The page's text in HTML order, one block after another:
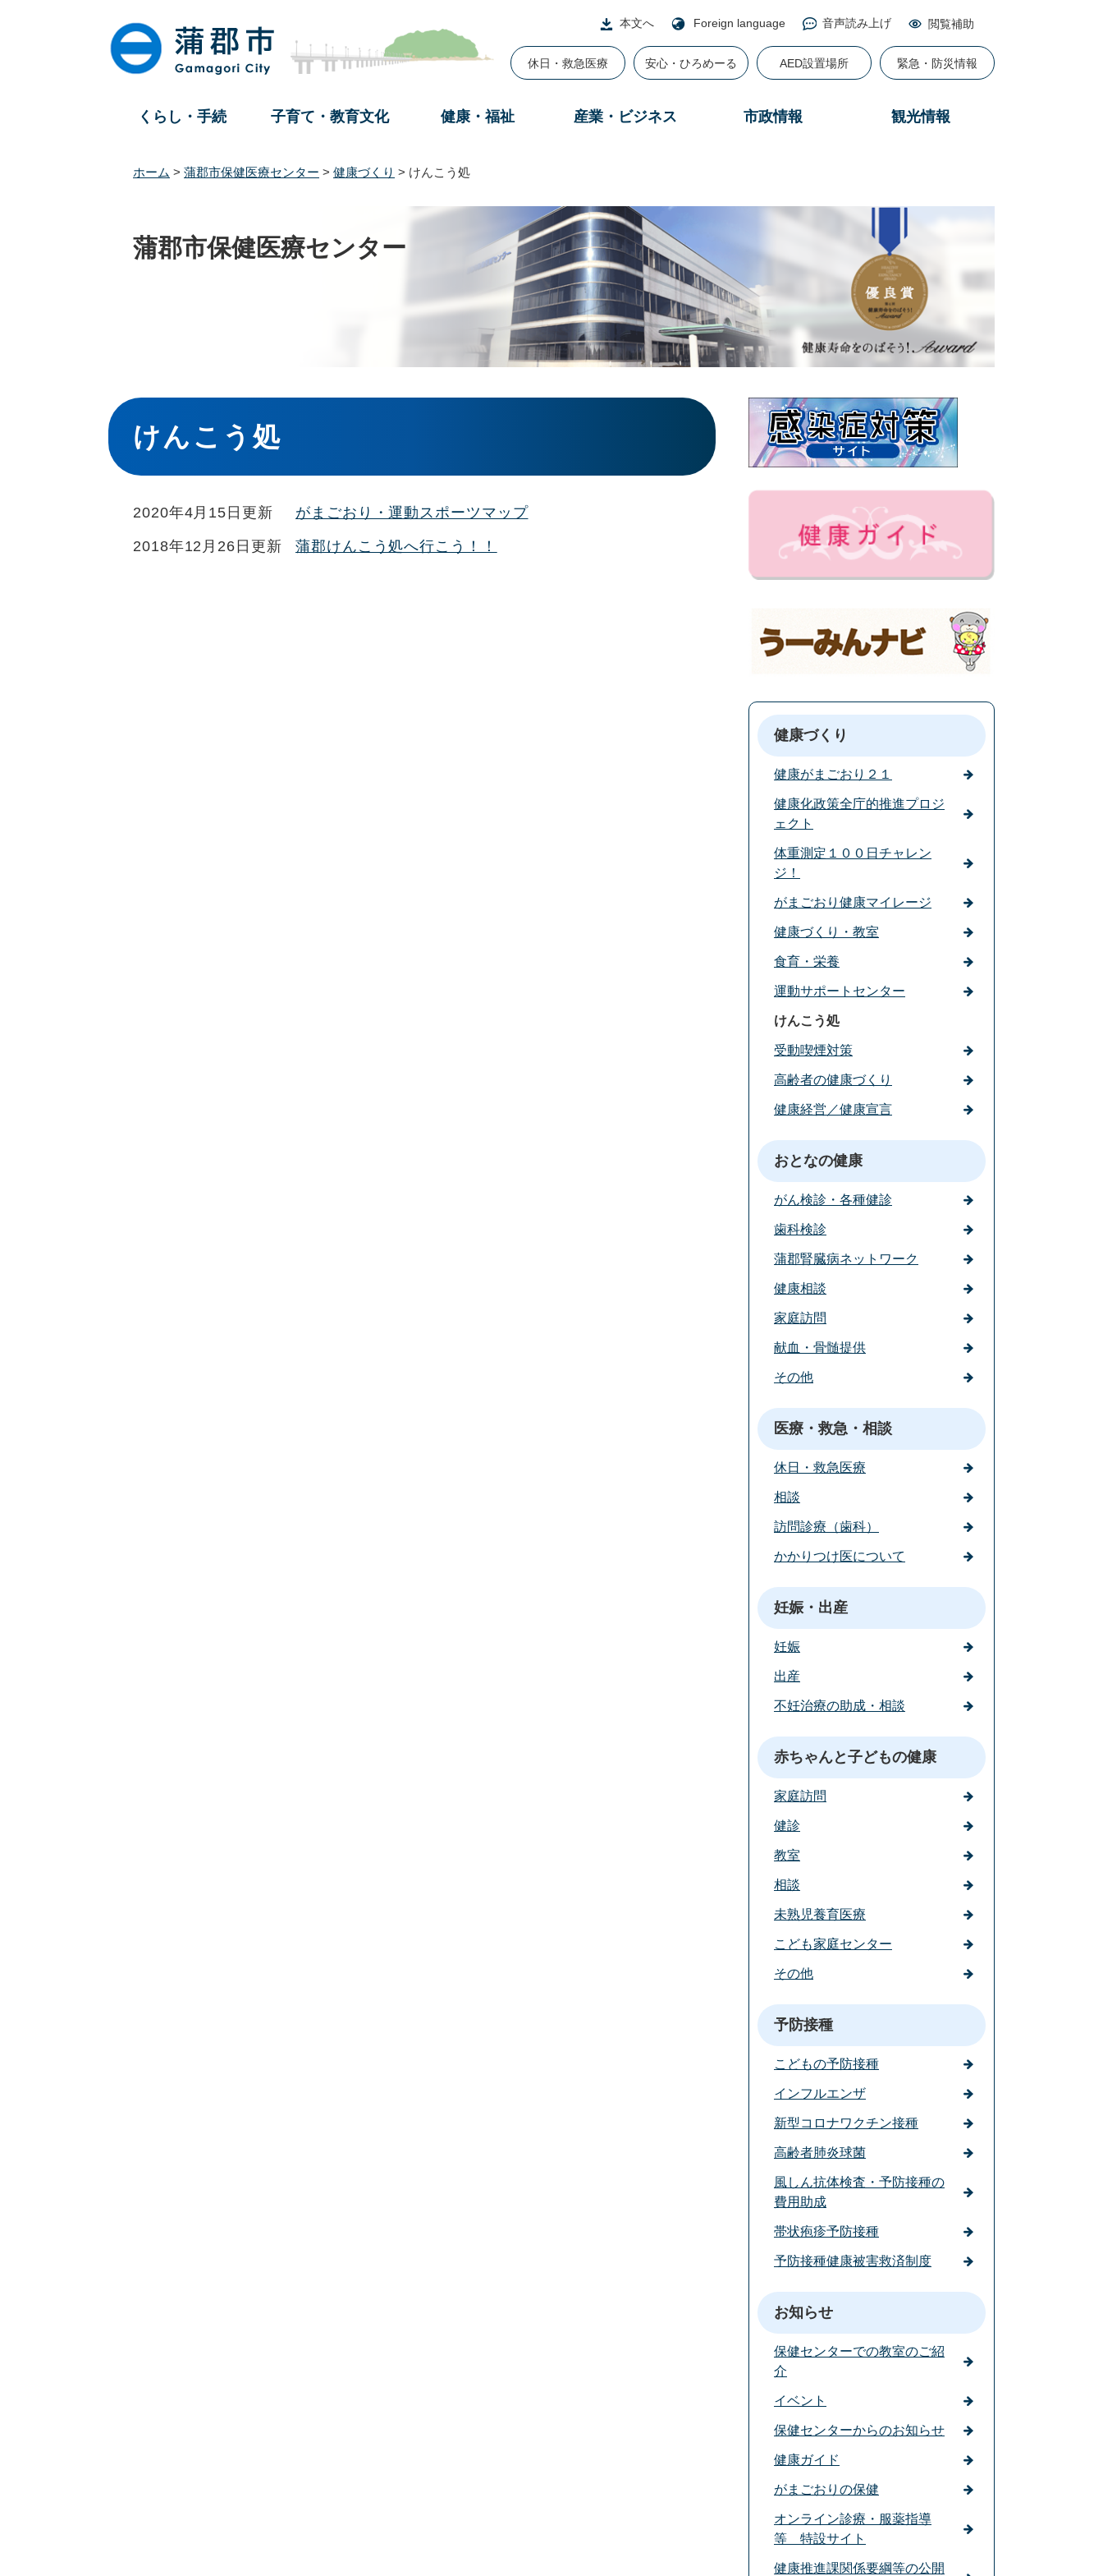
本文へ Foreign language 音声読み上げ 閲覧補助
休日・救急医療 安心・ひろめーる AED設置場所 緊急・防災情報
くらし・手続 子育て・教育文化 健康・福祉 産業・ビジネス 市政情報 観光情報
ホーム > 蒲郡市保健医療センター > 健康づくり > けんこう処
蒲郡市保健医療センター
本
文
けんこう処
2020年4月15日更新 がまごおり・運動スポーツマップ
2018年12月26日更新 蒲郡けんこう処へ行こう！！
健康づくり
健康がまごおり２１
健康化政策全庁的推進プロジ
ェクト
体重測定１００日チャレン
ジ！
がまごおり健康マイレージ
健康づくり・教室
食育・栄養
運動サポートセンター
けんこう処
受動喫煙対策
高齢者の健康づくり
健康経営／健康宣言
おとなの健康
がん検診・各種健診
歯科検診
蒲郡腎臓病ネットワーク
健康相談
家庭訪問
献血・骨髄提供
その他
医療・救急・相談
休日・救急医療
相談
訪問診療（歯科）
かかりつけ医について
妊娠・出産
妊娠
出産
不妊治療の助成・相談
赤ちゃんと子どもの健康
家庭訪問
健診
教室
相談
未熟児養育医療
こども家庭センター
その他
予防接種
こどもの予防接種
インフルエンザ
新型コロナワクチン接種
高齢者肺炎球菌
風しん抗体検査・予防接種の
費用助成
帯状疱疹予防接種
予防接種健康被害救済制度
お知らせ
保健センターでの教室のご紹
介
イベント
保健センターからのお知らせ
健康ガイド
がまごおりの保健
オンライン診療・服薬指導
等 特設サイト
健康推進課関係要綱等の公開